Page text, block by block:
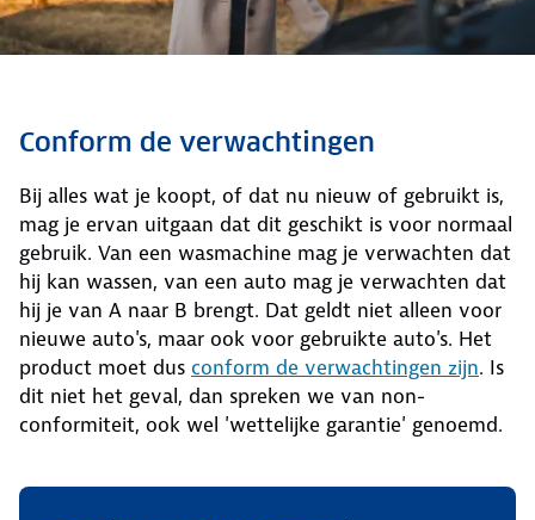
Conform de verwachtingen
Bij alles wat je koopt, of dat nu nieuw of gebruikt is,
mag je ervan uitgaan dat dit geschikt is voor normaal
gebruik. Van een wasmachine mag je verwachten dat
hij kan wassen, van een auto mag je verwachten dat
hij je van A naar B brengt. Dat geldt niet alleen voor
nieuwe auto's, maar ook voor gebruikte auto's. Het
product moet dus conform de verwachtingen zijn. Is
dit niet het geval, dan spreken we van non-
conformiteit, ook wel 'wettelijke garantie' genoemd.